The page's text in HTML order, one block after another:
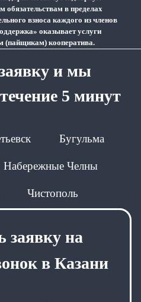
обязательствам в пределах
взноса каждого из членов
оказывает услуги
(пайщикам) кооператива.
и мы
5 минут
Бугульма
Набережные Челны
Чистополь
заявку на
в Казани